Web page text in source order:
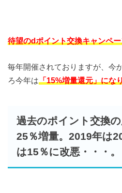
待望のdポイント交換キャンペ
毎年開催されておりますが、今
ろ今年は「15%増量還元」にな
過去のポイント交換
25％増量。2019年は
は15％に改悪・・・。